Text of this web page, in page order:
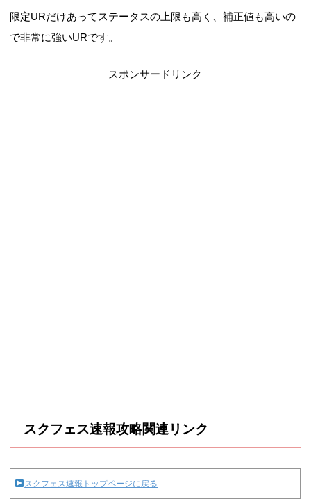
限定URだけあってステータスの上限も高く、補正値も高いの
で非常に強いURです。
スポンサードリンク
スクフェス速報攻略関連リンク
スクフェス速報トップページに戻る